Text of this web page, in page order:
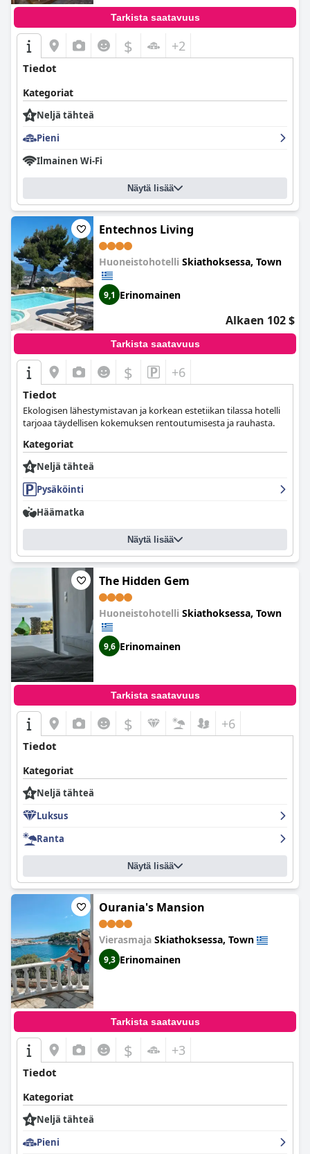
Tarkista saatavuus
$ +2
Tiedot
Kategoriat
Neljä tähteä
Pieni
Ilmainen Wi-Fi
Näytä lisää
Entechnos Living
Huoneistohotelli Skiathoksessa, Town
9,1 Erinomainen
Alkaen 102 $
Tarkista saatavuus
$ +6
Tiedot
Ekologisen lähestymistavan ja korkean estetiikan tilassa hotelli
tarjoaa täydellisen kokemuksen rentoutumisesta ja rauhasta.
Kategoriat
Neljä tähteä
Pysäköinti
Häämatka
Näytä lisää
The Hidden Gem
Huoneistohotelli Skiathoksessa, Town
9,6 Erinomainen
Tarkista saatavuus
$ +6
Tiedot
Kategoriat
Neljä tähteä
Luksus
Ranta
Näytä lisää
Ourania's Mansion
Vierasmaja Skiathoksessa, Town
9,3 Erinomainen
Tarkista saatavuus
$ +3
Tiedot
Kategoriat
Neljä tähteä
Pieni